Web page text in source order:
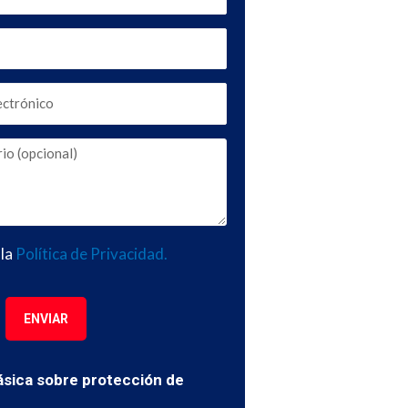
Política de Privacidad.
ENVIAR
sobre protección de